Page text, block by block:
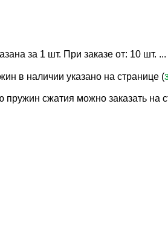
за 1 шт. При заказе от: 10 шт.
в наличии указано на странице (
пружин сжатия можно заказать на